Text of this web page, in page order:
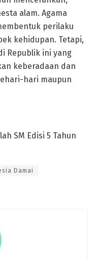
alam. Agama
perilaku
kehidupan. Tetapi,
Republik ini yang
keberadaan dan
hari maupun
SM Edisi 5 Tahun
Damai